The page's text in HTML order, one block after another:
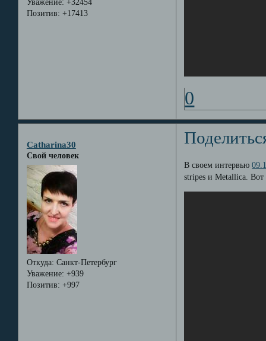
Уважение: +32454
Позитив: +17413
0
Catharina30
Свой человек
Откуда: Санкт-Петербург
Уважение: +939
Позитив: +997
В своем интервью
stripes и Metallica.